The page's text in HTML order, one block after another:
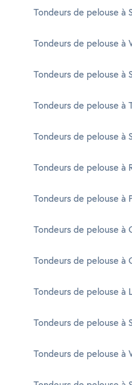
Tondeurs de pelouse à
Tondeurs de pelouse à
Tondeurs de pelouse à
Tondeurs de pelouse à
Tondeurs de pelouse à
Tondeurs de pelouse à
Tondeurs de pelouse à
Tondeurs de pelouse à
Tondeurs de pelouse à
Tondeurs de pelouse à
Tondeurs de pelouse à
Tondeurs de pelouse à